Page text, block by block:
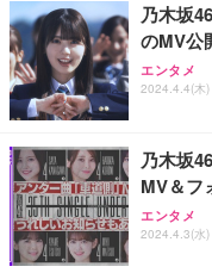
乃木坂
のMV公
エンタメ
2024.4.4(木
乃木坂
MV＆フ
エンタメ
2024.4.3(水